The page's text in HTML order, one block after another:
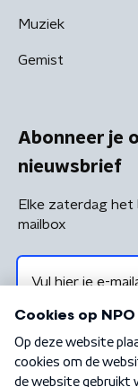
Muziek
Gemist
Abonneer je
nieuwsbrief
Elke zaterdag het
mailbox